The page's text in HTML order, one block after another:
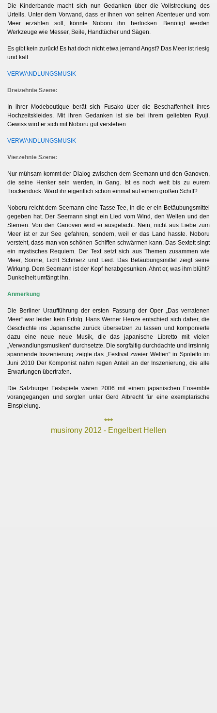
Die Kinderbande macht sich nun Gedanken über die Vollstreckung des
Urteils. Unter dem Vorwand, dass er ihnen von seinen Abenteuer und vom
Meer erzählen soll, könnte Noboru ihn herlocken. Benötigt werden
Werkzeuge wie Messer, Seile, Handtücher und Sägen.
Es gibt kein zurück! Es hat doch nicht etwa jemand Angst? Das Meer ist riesig
und kalt.
VERWANDLUNGSMUSIK
Dreizehnte Szene:
In ihrer Modeboutique berät sich Fusako über die Beschaffenheit ihres
Hochzeitskleides. Mit ihren Gedanken ist sie bei ihrem geliebten Ryuji.
Gewiss wird er sich mit Noboru gut verstehen
VERWANDLUNGSMUSIK
Vierzehnte Szene:
Nur mühsam kommt der Dialog zwischen dem Seemann und den Ganoven,
die seine Henker sein werden, in Gang. Ist es noch weit bis zu eurem
Trockendock. Ward ihr eigentlich schon einmal auf einem großen Schiff?
Noboru reicht dem Seemann eine Tasse Tee, in die er ein Betäubungsmittel
gegeben hat. Der Seemann singt ein Lied vom Wind, den Wellen und den
Sternen. Von den Ganoven wird er ausgelacht. Nein, nicht aus Liebe zum
Meer ist er zur See gefahren, sondern, weil er das Land hasste. Noboru
versteht, dass man von schönen Schiffen schwärmen kann. Das Sextett singt
ein mystisches Requiem. Der Text setzt sich aus Themen zusammen wie
Meer, Sonne, Licht Schmerz und Leid. Das Betäubungsmittel zeigt seine
Wirkung. Dem Seemann ist der Kopf herabgesunken. Ahnt er, was ihm blüht?
Dunkelheit umfängt ihn.
Anmerkung
Die Berliner Uraufführung der ersten Fassung der Oper „Das verratenen
Meer“ war leider kein Erfolg. Hans Werner Henze entschied sich daher, die
Geschichte ins Japanische zurück übersetzen zu lassen und komponierte
dazu eine neue neue Musik, die das japanische Libretto mit vielen
„Verwandlungsmusiken“ durchsetzte. Die sorgfältig durchdachte und irrsinnig
spannende Inszenierung zeigte das „Festival zweier Welten“ in Spoletto im
Juni 2010 Der Komponist nahm regen Anteil an der Inszenierung, die alle
Erwartungen übertrafen.
Die Salzburger Festspiele waren 2006 mit einem japanischen Ensemble
vorangegangen und sorgten unter Gerd Albrecht für eine exemplarische
Einspielung.
***
musirony 2012 - Engelbert Hellen